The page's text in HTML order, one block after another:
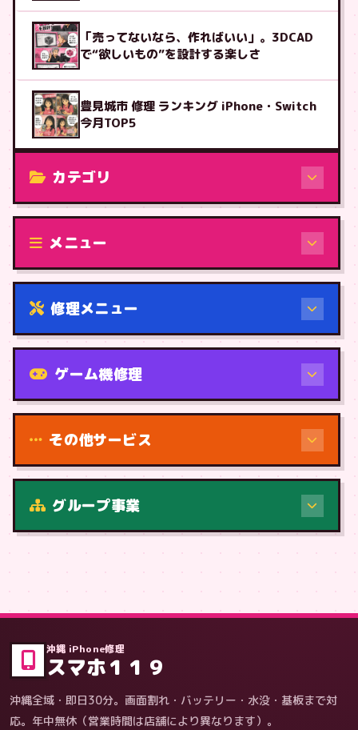
「売ってないなら、作ればいい」。3DCAD
で“欲しいもの”を設計する楽しさ
豊見城市 修理 ランキング iPhone・Switch
今月TOP5
カテゴリ
修理（機種から）
メニュー
修理メニュー
機種から
症状・内容から
ゲーム機修理
その他サービス
グループ事業
沖縄 iPhone修理
スマホ１１９
沖縄全域・即日30分。画面割れ・バッテリー・水没・基板まで対
応。年中無休（営業時間は店舗により異なります）。